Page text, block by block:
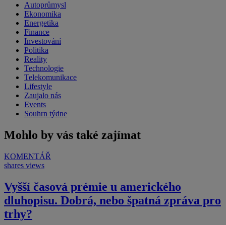
Autoprůmysl
Ekonomika
Energetika
Finance
Investování
Politika
Reality
Technologie
Telekomunikace
Lifestyle
Zaujalo nás
Events
Souhrn týdne
Mohlo by vás také zajímat
KOMENTÁŘ
shares views
Vyšší časová prémie u amerického
dluhopisu. Dobrá, nebo špatná zpráva pro
trhy?